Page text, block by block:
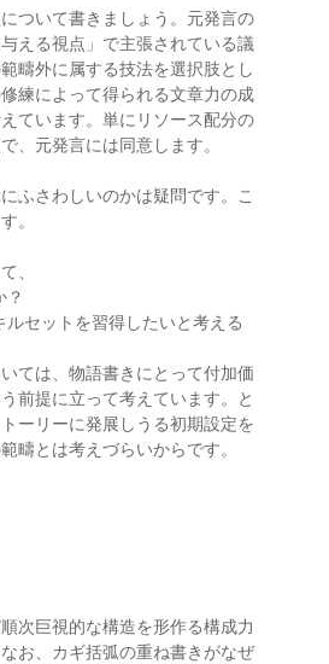
ついて書きましょう。元発言の
える視点」で主張されている議
疇外に属する技法を選択肢とし
練によって得られる文章力の成
ています。単にリソース配分の
、元発言には同意します。
ふさわしいのかは疑問です。こ
。
、
セットを習得したいと考える
ては、物語書きにとって付加価
前提に立って考えています。と
ーリーに発展しうる初期設定を
疇とは考えづらいからです。
次巨視的な構造を形作る構成力
お、カギ括弧の重ね書きがなぜ